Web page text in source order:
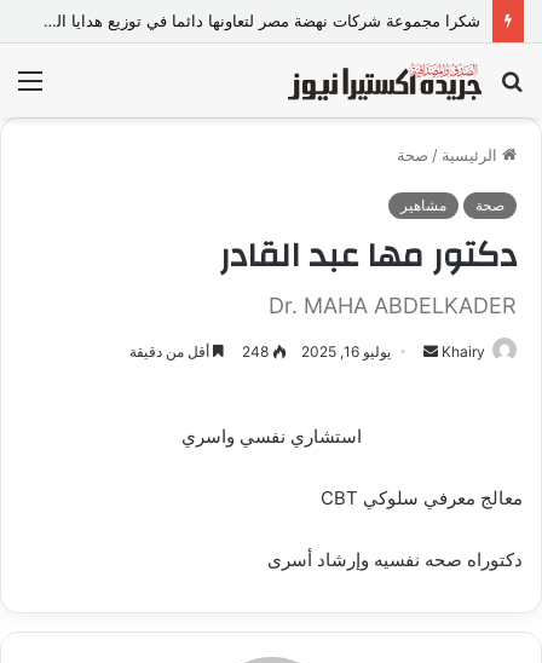
«عالم رشاد».. تجربة إعلامية ورسالة ماجستير ذكية من كلية الطفولة بجامعة عين شمس.
بحث
عن
الرئيسية / صحة
صحة مشاهير
دكتور مها عبد القادر
Dr. MAHA ABDELKADER
Khairy
ر
د
إ
يوليو 16, 2025 248 أقل من دقيقة
استشاري نفسي واسري
معالج معرفي سلوكي CBT
دكتوراه صحه نفسيه وإرشاد أسرى